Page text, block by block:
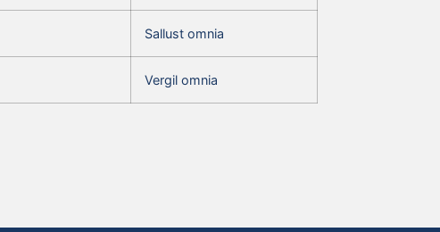
Sallust omnia
Vergil omnia